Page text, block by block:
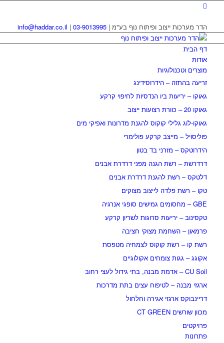
הדר מערכות ייצוב ופיתוח נוף בע"מ | 03-9013995
|
info@haddar.co.il
דף הבית
אודות
מוצרים וטכנולוגיות
זריעה בהתזה – הידרוסידינג
גאוקו – יריעות ביו הנדסיות לחיפוי קרקע
גאוקו 20 – כוורת רצועות ייצוב
גאוקו-לוג גלילי קוקוס להגנת מדרונות ואפיקי מים
פוליסויל – מייצב קרקע פולימרי
הידרוטקס – מזרני בד בטון
דרדרשת – רשת הגנה מפני דרדרת אבנים
דלטקס – רשת להגנת דרדרת אבנים
טקו – רשת פלדה לייצוב מצוקים
GBE – מחסומים גמישים סופגי אנרגיה
טקסינוב – יריעות סרוגות לשריון קרקע
פרמאון – השחמת מצוקי חציבה
רשת קו – רשת קוקוס לצמחיה מטפסת
אקוגג – גגות צומחים אקולוגיים
CU Soil – אדמת מבנה, בתי גידול לעצי רחוב
ארגזי מבנה – לטיפוח עצים בתת מדרכות
דריינבוקס ארגזי אגירה וחלחול
מכוון שורשים CT GREEN
פרויקטים
פתרונות